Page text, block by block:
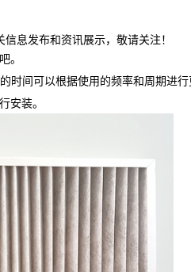
息发布和资讯展示，敬请关注！
。
间可以根据使用的频率和周期进
安装。